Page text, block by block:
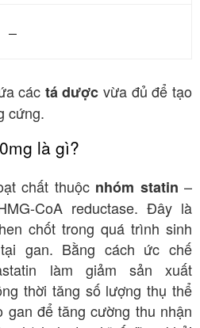
–
các tá dược vừa đủ để tạo
cứng.
là gì?
chất thuộc nhóm statin –
CoA reductase. Đây là
chốt trong quá trình sinh
gan. Bằng cách ức chế
làm giảm sản xuất
thời tăng số lượng thụ thể
gan để tăng cường thu nhận